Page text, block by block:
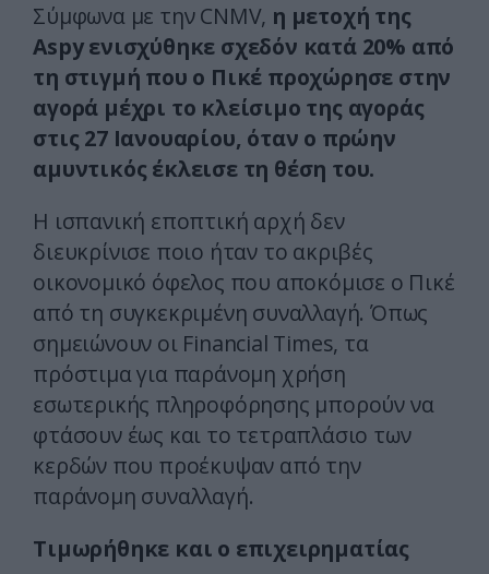
Σύμφωνα με την CNMV, η μετοχή της
Aspy ενισχύθηκε σχεδόν κατά 20% από
τη στιγμή που ο Πικέ προχώρησε στην
αγορά μέχρι το κλείσιμο της αγοράς
στις 27 Ιανουαρίου, όταν ο πρώην
αμυντικός έκλεισε τη θέση του.
Η ισπανική εποπτική αρχή δεν
διευκρίνισε ποιο ήταν το ακριβές
οικονομικό όφελος που αποκόμισε ο Πικέ
από τη συγκεκριμένη συναλλαγή. Όπως
σημειώνουν οι Financial Times, τα
πρόστιμα για παράνομη χρήση
εσωτερικής πληροφόρησης μπορούν να
φτάσουν έως και το τετραπλάσιο των
κερδών που προέκυψαν από την
παράνομη συναλλαγή.
Τιμωρήθηκε και ο επιχειρηματίας